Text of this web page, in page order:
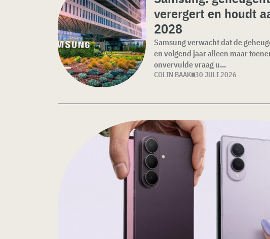
verergert en houdt
2028
Samsung verwacht dat de
en volgend jaar alleen maar
onvervulde vraag u...
COLIN BAAK 30 JULI 2026